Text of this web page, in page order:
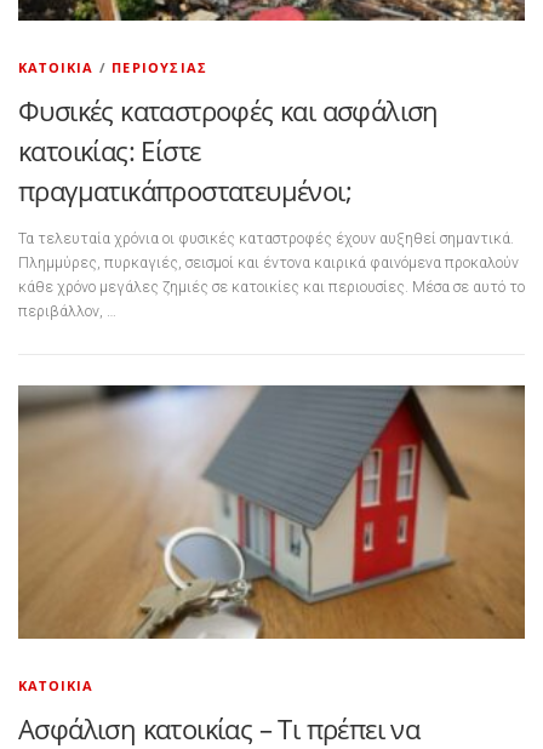
ΚΑΤΟΙΚΊΑ / ΠΕΡΙΟΥΣΊΑΣ
Φυσικές καταστροφές και ασφάλιση
κατοικίας: Είστε
πραγματικάπροστατευμένοι;
Τα τελευταία χρόνια οι φυσικές καταστροφές έχουν αυξηθεί σημαντικά.
Πλημμύρες, πυρκαγιές, σεισμοί και έντονα καιρικά φαινόμενα προκαλούν
κάθε χρόνο μεγάλες ζημιές σε κατοικίες και περιουσίες. Μέσα σε αυτό το
περιβάλλον, …
ΚΑΤΟΙΚΊΑ
Ασφάλιση κατοικίας – Τι πρέπει να